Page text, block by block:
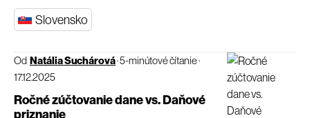
Slovensko
Od Natália Suchárová·5-minútové čítanie·
17.12.2025
Ročné zúčtovanie dane vs. Daňové
priznanie